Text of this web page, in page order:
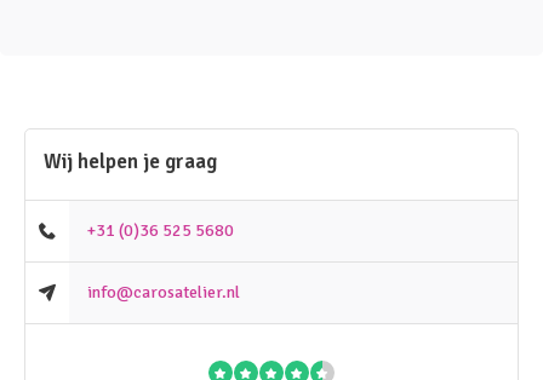
Wij helpen je graag
+31 (0)36 525 5680
info@carosatelier.nl